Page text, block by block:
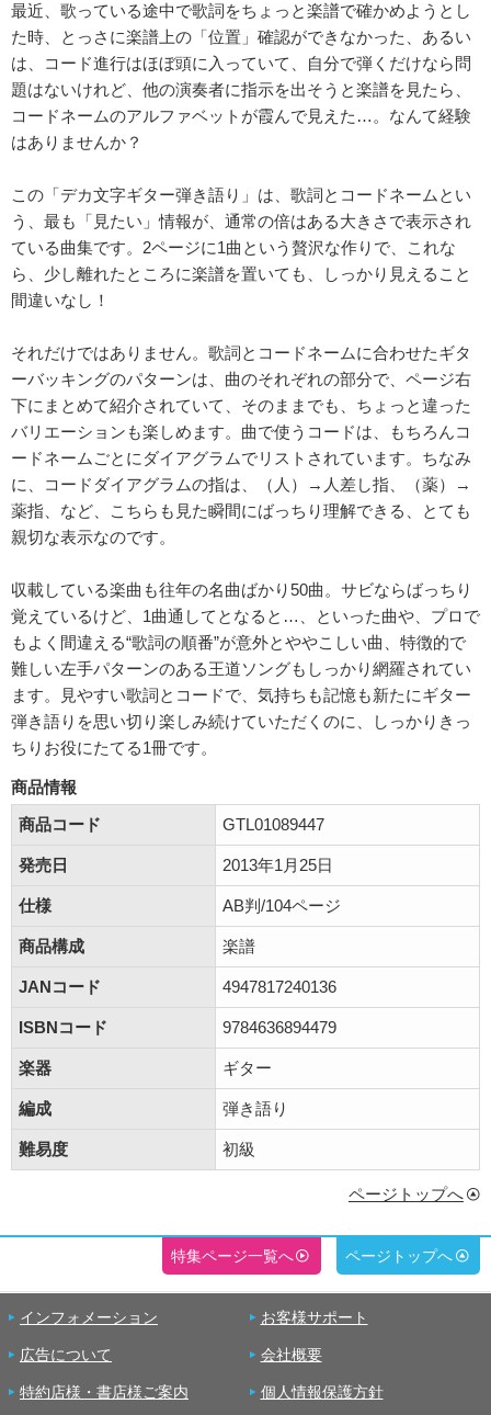
最近、歌っている途中で歌詞をちょっと楽譜で確かめようとし
た時、とっさに楽譜上の「位置」確認ができなかった、あるい
は、コード進行はほぼ頭に入っていて、自分で弾くだけなら問
題はないけれど、他の演奏者に指示を出そうと楽譜を見たら、
コードネームのアルファベットが霞んで見えた…。なんて経験
はありませんか？
この「デカ文字ギター弾き語り」は、歌詞とコードネームとい
う、最も「見たい」情報が、通常の倍はある大きさで表示され
ている曲集です。2ページに1曲という贅沢な作りで、これな
ら、少し離れたところに楽譜を置いても、しっかり見えること
間違いなし！
それだけではありません。歌詞とコードネームに合わせたギタ
ーバッキングのパターンは、曲のそれぞれの部分で、ページ右
下にまとめて紹介されていて、そのままでも、ちょっと違った
バリエーションも楽しめます。曲で使うコードは、もちろんコ
ードネームごとにダイアグラムでリストされています。ちなみ
に、コードダイアグラムの指は、（人）→人差し指、（薬）→
薬指、など、こちらも見た瞬間にばっちり理解できる、とても
親切な表示なのです。
収載している楽曲も往年の名曲ばかり50曲。サビならばっちり
覚えているけど、1曲通してとなると…、といった曲や、プロで
もよく間違える“歌詞の順番”が意外とややこしい曲、特徴的で
難しい左手パターンのある王道ソングもしっかり網羅されてい
ます。見やすい歌詞とコードで、気持ちも記憶も新たにギター
弾き語りを思い切り楽しみ続けていただくのに、しっかりきっ
ちりお役にたてる1冊です。
商品情報
商品コード
GTL01089447
発売日 2013年1月25日
仕様 AB判/104ページ
商品構成 楽譜
JANコード 4947817240136
ISBNコード 9784636894479
楽器 ギター
編成 弾き語り
難易度 初級
ページトップへ
特集ページ一覧へ ページトップへ
インフォメーション お客様サポート
広告について 会社概要
特約店様・書店様ご案内 個人情報保護方針